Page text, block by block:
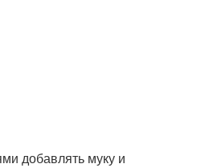
добавлять муку и